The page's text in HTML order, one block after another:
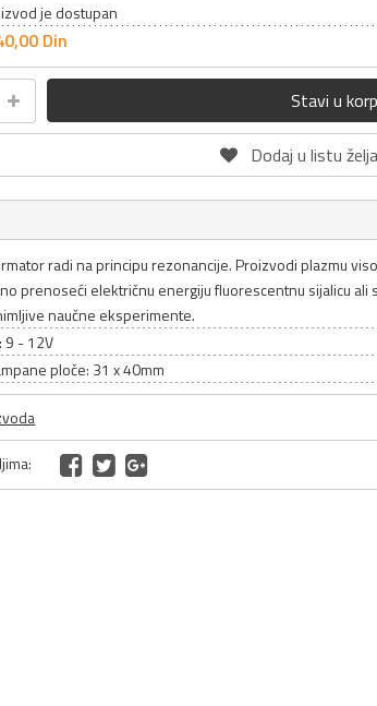
je dostupan
00 Din
Stavi u
Dodaj u listu želja
radi na principu rezonancije. Proizvodi plazmu
prenoseći električnu energiju fluorescentnu sijalicu ali
naučne eksperimente.
9 - 12V
ploče: 31 x 40mm